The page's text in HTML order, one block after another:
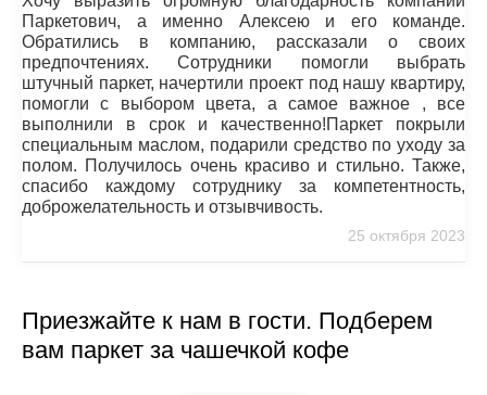
Паркетович, а именно Алексею и его команде.
Обратились в компанию, рассказали о своих
предпочтениях. Сотрудники помогли выбрать
штучный паркет, начертили проект под нашу квартиру,
помогли с выбором цвета, а самое важное , все
выполнили в срок и качественно!Паркет покрыли
специальным маслом, подарили средство по уходу за
полом. Получилось очень красиво и стильно. Также,
спасибо каждому сотруднику за компетентность,
доброжелательность и отзывчивость.
25 октября 2023
Приезжайте к нам в гости. Подберем
вам паркет за чашечкой кофе